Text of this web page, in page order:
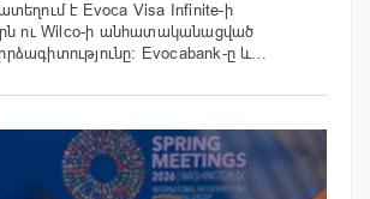
է Evoca Visa Infinite-ի
ու Wilco-ի անհատականացված
Evocabank-ը և…